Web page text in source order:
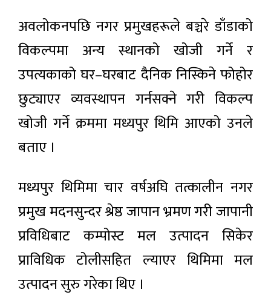
अवलोकनपछि नगर प्रमुखहरूले बञ्चरे डाँडाको
विकल्पमा अन्य स्थानको खोजी गर्ने र
उपत्यकाको घर–घरबाट दैनिक निस्किने फोहोर
छुट्याएर व्यवस्थापन गर्नसक्ने गरी विकल्प
खोजी गर्ने क्रममा मध्यपुर थिमि आएको उनले
बताए ।
मध्यपुर थिमिमा चार वर्षअघि तत्कालीन नगर
प्रमुख मदनसुन्दर श्रेष्ठ जापान भ्रमण गरी जापानी
प्रविधिबाट कम्पोस्ट मल उत्पादन सिकेर
प्राविधिक टोलीसहित ल्याएर थिमिमा मल
उत्पादन सुरु गरेका थिए ।